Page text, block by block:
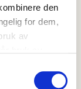
den
for dem,
av
3.9 (27)